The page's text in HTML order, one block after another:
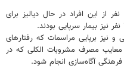
تسنیم در خبری نوشت:وی با بیان اینکه ۸ نفر از این افراد در حال دیالیز برای
نیز برپایی مراسمات که رفتارهای
معایب مصرف مشروبات الکلی که در
آگاه‌سازی انجام شود.